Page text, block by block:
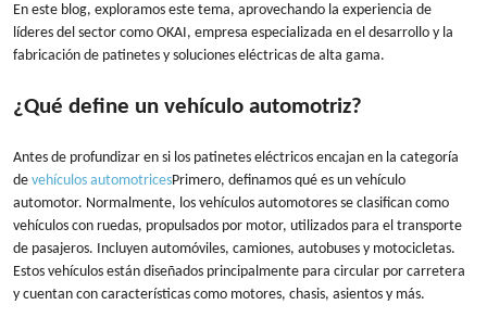
En este blog, exploramos este tema, aprovechando la experiencia de
líderes del sector como OKAI, empresa especializada en el desarrollo y la
fabricación de patinetes y soluciones eléctricas de alta gama.
¿Qué define un vehículo automotriz?
Antes de profundizar en si los patinetes eléctricos encajan en la categoría
de vehículos automotricesPrimero, definamos qué es un vehículo
automotor. Normalmente, los vehículos automotores se clasifican como
vehículos con ruedas, propulsados ​​por motor, utilizados para el transporte
de pasajeros. Incluyen automóviles, camiones, autobuses y motocicletas.
Estos vehículos están diseñados principalmente para circular por carretera
y cuentan con características como motores, chasis, asientos y más.